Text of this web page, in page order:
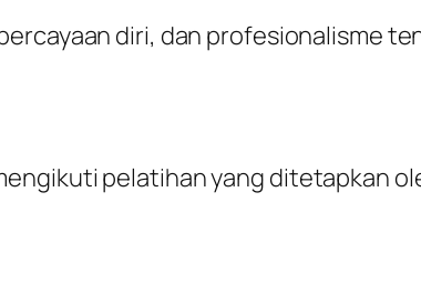
diri, dan profesionalisme
pelatihan yang ditetapkan